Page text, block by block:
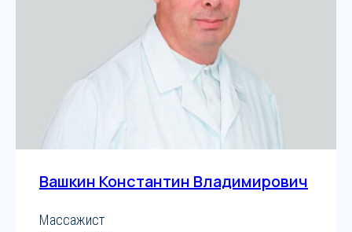
Вашкин Константин Владимирович
Массажист